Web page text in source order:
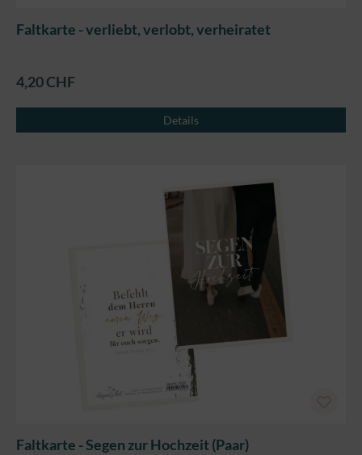
Faltkarte - verliebt, verlobt, verheiratet
4,20 CHF
Details
Faltkarte - Segen zur Hochzeit (Paar)